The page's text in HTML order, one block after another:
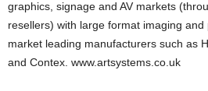
graphics, signage and AV markets
resellers) with large format imaging
market leading manufacturers such as
and Contex. www.artsystems.co.uk